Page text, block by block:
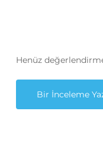
Henüz
Bir İnceleme